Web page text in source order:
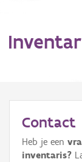
Erfgoedobject
Contact
Heb je een
inventaris?